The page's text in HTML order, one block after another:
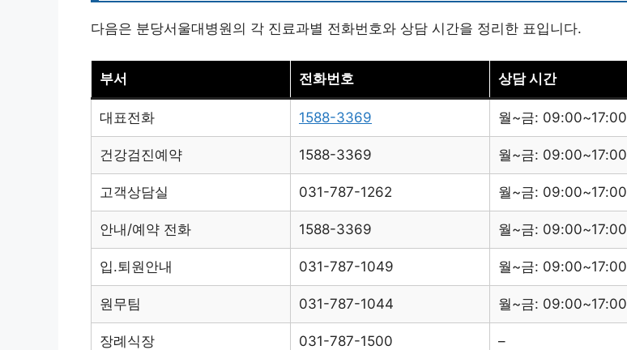
다음은 분당서울대병원의 각 진료과별 전화번호와 상담 시간을 정리한 표입니다.
부서 전화번호 상담 시간
대표전화 1588-3369 월~금: 09:00~17:00
건강검진예약 1588-3369 월~금: 09:00~17:00
고객상담실 031-787-1262 월~금: 09:00~17:00
안내/예약 전화 1588-3369 월~금: 09:00~17:00
입.퇴원안내 031-787-1049 월~금: 09:00~17:00
원무팀 031-787-1044 월~금: 09:00~17:00
장례식장 031-787-1500 –